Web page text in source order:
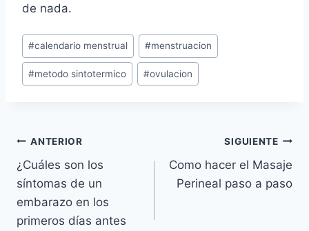
de nada.
Etiquetas
de
la
#calendario menstrual #menstruacion
#metodo sintotermico #ovulacion
Navegación
de
entradas
ANTERIOR
¿Cuáles son los
síntomas de un
embarazo en los
primeros días antes
SIGUIENTE
Como hacer el Masaje
Perineal paso a paso